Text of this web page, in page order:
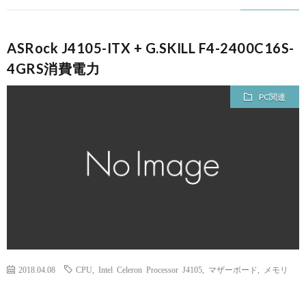
ASRock J4105-ITX + G.SKILL F4-2400C16S-
4GRS消費電力
PC関連
2018.04.08 CPU Intel Celeron Processor J4105 マザーボード メモリ